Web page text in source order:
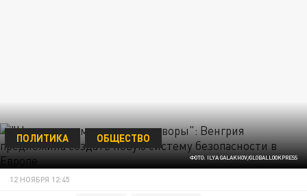
ФОТО: ILYA GALAKHOV/GLOBALLOOKPRESS
ПОЛИТИКА ОБЩЕСТВО
12 НОЯБРЯ 12:45